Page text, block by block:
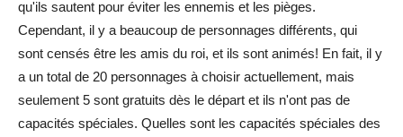
qu'ils sautent pour éviter les ennemis et les pièges.
Cependant, il y a beaucoup de personnages différents, qui
sont censés être les amis du roi, et ils sont animés! En fait, il y
a un total de 20 personnages à choisir actuellement, mais
seulement 5 sont gratuits dès le départ et ils n'ont pas de
capacités spéciales. Quelles sont les capacités spéciales des